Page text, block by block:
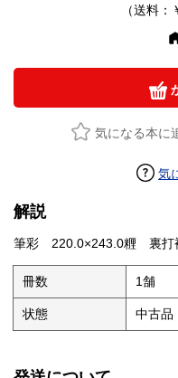
（送料
気になる本に
気
解説
筆彩 220.0×243.0糎 裏打
冊数 1舗
状態 中古品